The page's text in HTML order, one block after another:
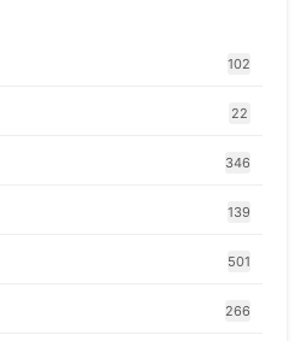
102
22
346
139
501
266